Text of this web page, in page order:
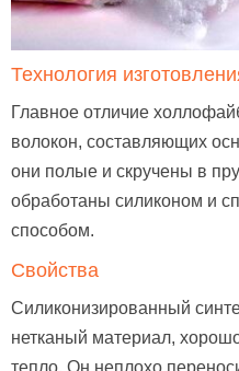
Технология
Главное отличие
волокон, составляющих
они полые и скручены в
обработаны силиконом и
способом.
Свойства
Силиконизированный
нетканый материал,